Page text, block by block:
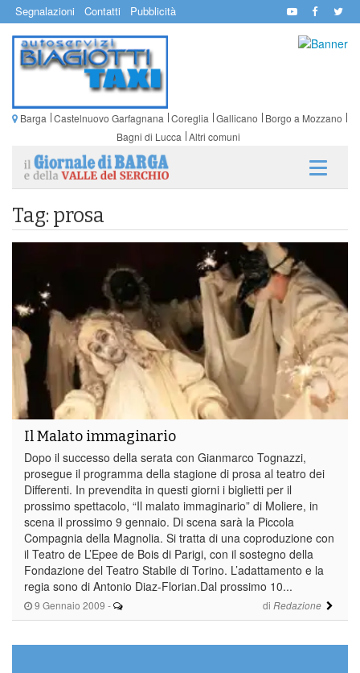
Segnalazioni Contatti Pubblicità
Barga Castelnuovo Garfagnana Coreglia Gallicano
Borgo a Mozzano
Bagni di Lucca Altri comuni
Tag: prosa
9 Gennaio 2009 - di Redazione
Il Malato immaginario
Dopo il successo della serata con Gianmarco Tognazzi,
prosegue il programma della stagione di prosa al teatro dei
Differenti. In prevendita in questi giorni i biglietti per il
prossimo spettacolo, “Il malato immaginario” di Moliere, in
scena il prossimo 9 gennaio. Di scena sarà la Piccola
Compagnia della Magnolia. Si tratta di una coproduzione con
il Teatro de L’Epee de Bois di Parigi, con il sostegno della
Fondazione del Teatro Stabile di Torino. L’adattamento e la
regia sono di Antonio Diaz-Florian.Dal prossimo 10...